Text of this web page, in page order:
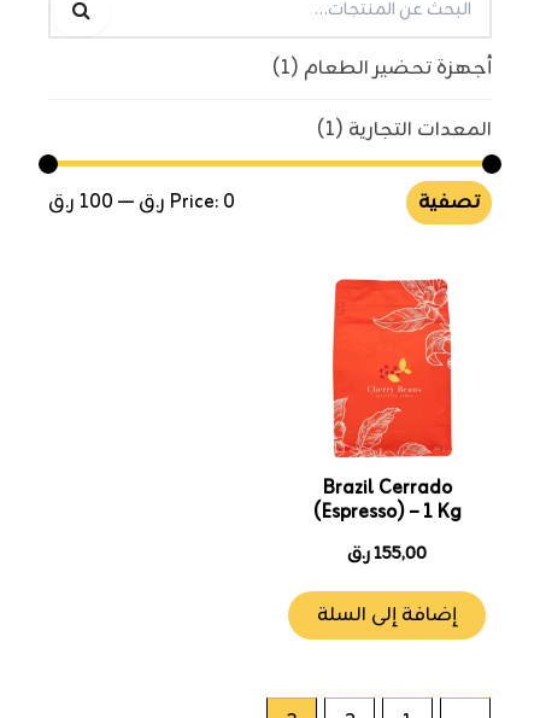
أجهزة تحضير الطعام(1)
المعدات التجارية(1)
تصفية Price:
—100 ر.ق
Brazil Cerrado
(Espresso) – 1 Kg
155,00ر.ق
إضافة إلى السلة